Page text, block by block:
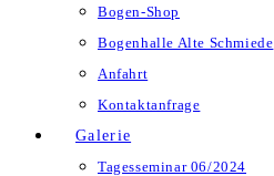
Bogen-Shop
Bogenhalle Alte Schmiede
Anfahrt
Kontaktanfrage
Galerie
Tagesseminar 06/2024